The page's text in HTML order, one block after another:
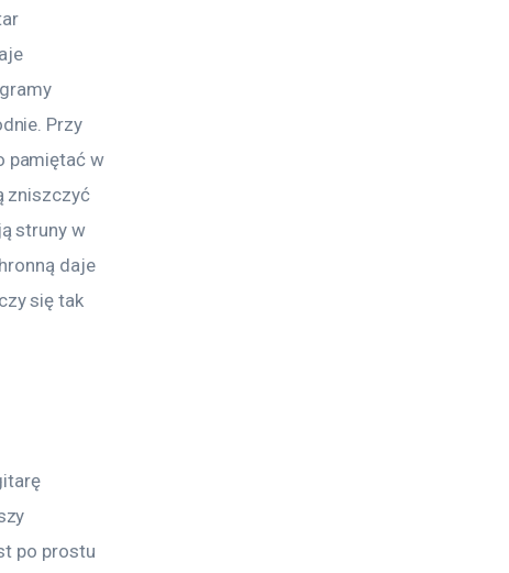
Przy
pamiętać w
zniszczyć
struny w
daje
się tak
po prostu